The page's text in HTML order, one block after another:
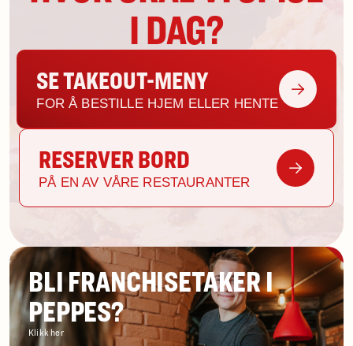
I DAG?
SE TAKEOUT-MENY
FOR Å BESTILLE HJEM ELLER HENTE
RESERVER BORD
PÅ EN AV VÅRE RESTAURANTER
BLI FRANCHISETAKER I
PEPPES?
Klikk her